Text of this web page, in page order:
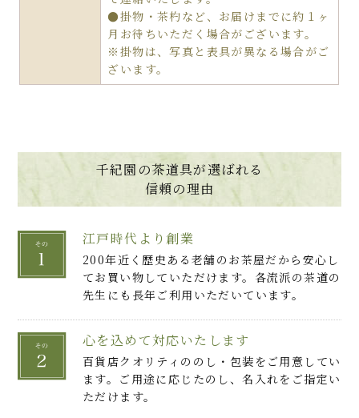
●掛物・茶杓など、お届けまでに約１ヶ
月お待ちいただく場合がございます。
※掛物は、写真と表具が異なる場合がご
ざいます。
千紀園の茶道具が選ばれる
信頼の理由
江戸時代より創業
200年近く歴史ある老舗のお茶屋だから安心し
てお買い物していただけます。各流派の茶道の
先生にも長年ご利用いただいています。
心を込めて対応いたします
百貨店クオリティののし・包装をご用意してい
ます。ご用途に応じたのし、名入れをご指定い
ただけます。